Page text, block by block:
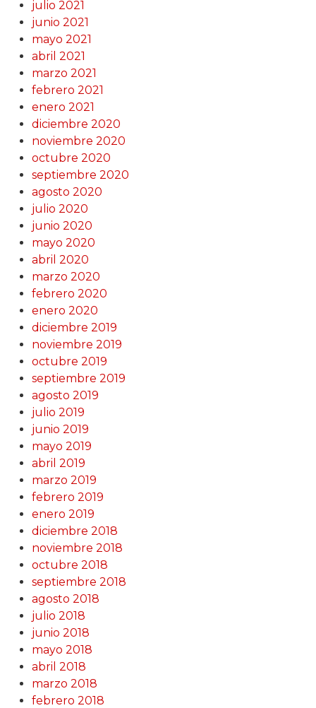
julio 2021
junio 2021
mayo 2021
abril 2021
marzo 2021
febrero 2021
enero 2021
diciembre 2020
noviembre 2020
octubre 2020
septiembre 2020
agosto 2020
julio 2020
junio 2020
mayo 2020
abril 2020
marzo 2020
febrero 2020
enero 2020
diciembre 2019
noviembre 2019
octubre 2019
septiembre 2019
agosto 2019
julio 2019
junio 2019
mayo 2019
abril 2019
marzo 2019
febrero 2019
enero 2019
diciembre 2018
noviembre 2018
octubre 2018
septiembre 2018
agosto 2018
julio 2018
junio 2018
mayo 2018
abril 2018
marzo 2018
febrero 2018